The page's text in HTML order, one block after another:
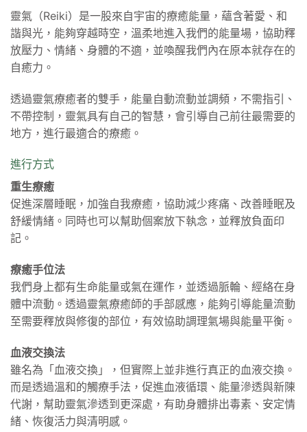
靈氣（Reiki）是一股來自宇宙的療癒能量，蘊含著愛、和
諧與光，能夠穿越時空，溫柔地進入我們的能量場，協助釋
放壓力、情緒、身體的不適，並喚醒我們內在原本就存在的
自癒力。
透過靈氣療癒者的雙手，能量自動流動並調頻，不需指引、
不帶控制，靈氣具有自己的智慧，會引導自己前往最需要的
地方，進行最適合的療癒。
進行方式
重生療癒
促進深層睡眠，加強自我療癒，協助減少疼痛、改善睡眠及
舒緩情緒。同時也可以幫助個案放下執念，並釋放負面印
記。
療癒手位法
我們身上都有生命能量或氣在運作，並透過脈輪、經絡在身
體中流動。透過靈氣療癒師的手部感應，能夠引導能量流動
至需要釋放與修復的部位，有效協助調理氣場與能量平衡。
血液交換法
雖名為「血液交換」，但實際上並非進行真正的血液交換。
而是透過溫和的觸療手法，促進血液循環、能量滲透與新陳
代謝，幫助靈氣滲透到更深處，有助身體排出毒素、安定情
緒、恢復活力與清明感。